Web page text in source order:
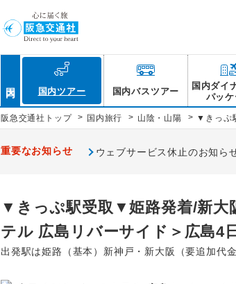
国内ツアー 国内バスツアー
国内ダイ
パッ
阪急交通社トップ > 国内旅行 > 山陰・山陽 > ▼きっぷ
重要なお知らせ ウェブサービス休止のお知ら
▼きっぷ駅受取▼姫路発着/新大
テル 広島リバーサイド＞広島4
出発駅は姫路（基本）新神戸・新大阪（要追加代